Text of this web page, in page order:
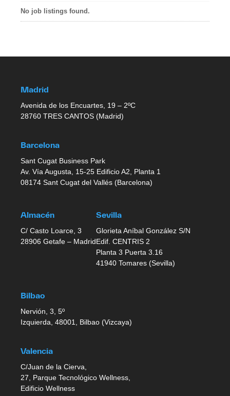
No job listings found.
Madrid
Avenida de los Encuartes, 19 – 2ºC
28760 TRES CANTOS (Madrid)
Barcelona
Sant Cugat Business Park
Av. Vía Augusta, 15-25 Edificio A2, Planta 1
08174 Sant Cugat del Vallés (Barcelona)
Almacén
C/ Casto Loarce, 3
28906 Getafe – Madrid
Sevilla
Glorieta Aníbal González S/N
Edif. CENTRIS 2
Planta 3 Puerta 3.16
41940 Tomares (Sevilla)
Bilbao
Nervión, 3, 5º
Izquierda, 48001, Bilbao (Vizcaya)
Valencia
C/Juan de la Cierva,
27, Parque Tecnológico Wellness,
Edificio Wellness